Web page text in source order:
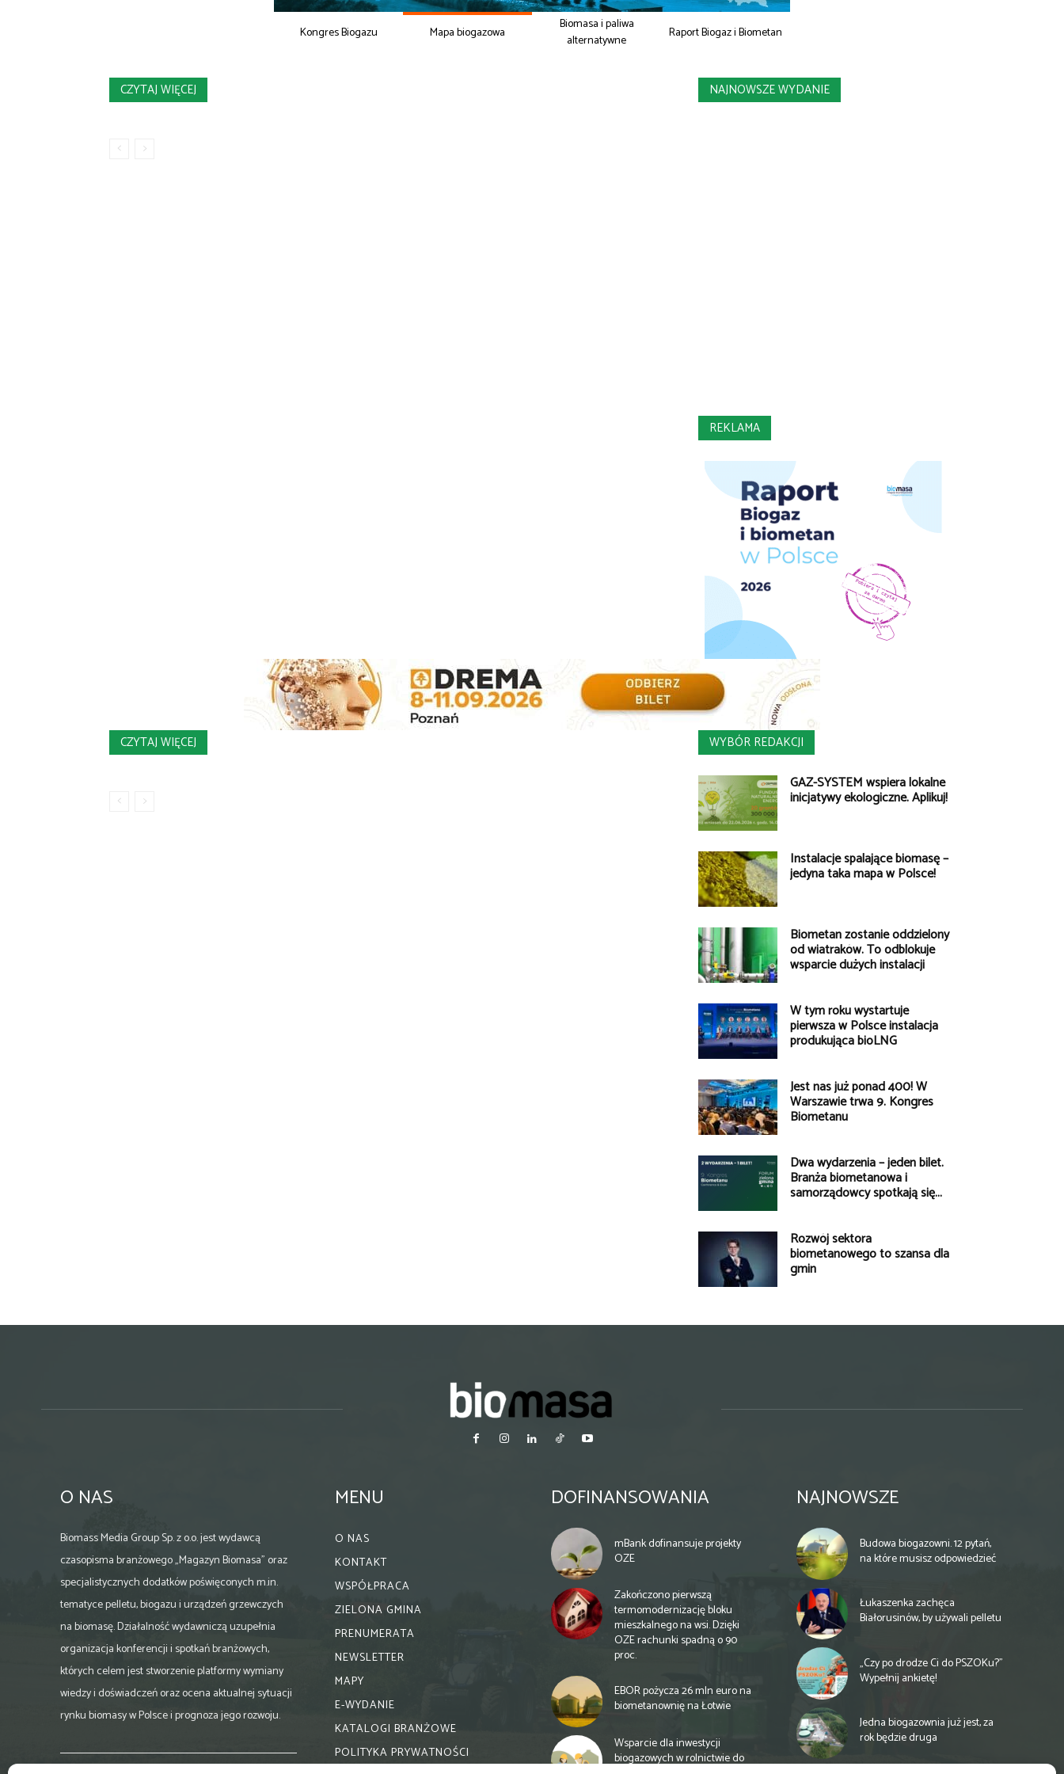
Kongres Biogazu Mapa biogazowa
Biomasa i paliwa
alternatywne
Raport Biogaz i Biometan
CZYTAJ WIĘCEJ NAJNOWSZE WYDANIE
REKLAMA
CZYTAJ WIĘCEJ WYBÓR REDAKCJI
GAZ-SYSTEM wspiera lokalne
inicjatywy ekologiczne. Aplikuj!
Instalacje spalające biomasę –
jedyna taka mapa w Polsce!
Biometan zostanie oddzielony
od wiatraków. To odblokuje
wsparcie dużych instalacji
W tym roku wystartuje
pierwsza w Polsce instalacja
produkująca bioLNG
Jest nas już ponad 400! W
Warszawie trwa 9. Kongres
Biometanu
Dwa wydarzenia – jeden bilet.
Branża biometanowa i
samorządowcy spotkają się...
Rozwój sektora
biometanowego to szansa dla
gmin
O NAS
Biomass Media Group Sp. z o.o. jest wydawcą
czasopisma branżowego „Magazyn Biomasa” oraz
specjalistycznych dodatków poświęconych m.in.
tematyce pelletu, biogazu i urządzeń grzewczych
na biomasę. Działalność wydawniczą uzupełnia
organizacja konferencji i spotkań branżowych,
których celem jest stworzenie platformy wymiany
wiedzy i doświadczeń oraz ocena aktualnej sytuacji
rynku biomasy w Polsce i prognoza jego rozwoju.
MENU
O NAS
KONTAKT
WSPÓŁPRACA
ZIELONA GMINA
PRENUMERATA
NEWSLETTER
MAPY
E-WYDANIE
KATALOGI BRANŻOWE
POLITYKA PRYWATNOŚCI
DOFINANSOWANIA
mBank dofinansuje projekty
OZE
Zakończono pierwszą
termomodernizację bloku
mieszkalnego na wsi. Dzięki
OZE rachunki spadną o 90
proc.
EBOR pożycza 26 mln euro na
biometanownię na Łotwie
Wsparcie dla inwestycji
biogazowych w rolnictwie do
NAJNOWSZE
Budowa biogazowni. 12 pytań,
na które musisz odpowiedzieć
Łukaszenka zachęca
Białorusinów, by używali pelletu
„Czy po drodze Ci do PSZOKu?”
Wypełnij ankietę!
Jedna biogazownia już jest, za
rok będzie druga